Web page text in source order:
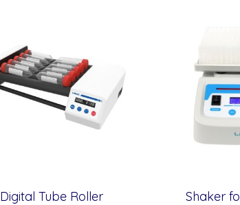
Digital Tube Roller Shaker